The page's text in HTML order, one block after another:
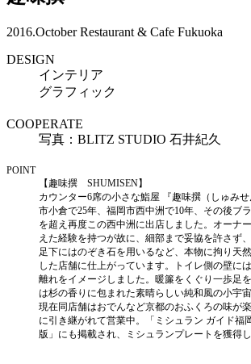
2016.October Restaurant & Cafe Fukuoka
DESIGN
インテリア
グラフィック
COOPERATE
写真：BLITZ STUDIO 石井紀久
POINT
【趣味撰 SHUMISEN】
カウンター6席の小さな鮨屋 『趣味撰（しゅみ
市小倉で25年、福岡市西中洲で10年、その後ブ
を超え再度この西中洲に出店しました。オーナ
えた経験を持つが故に、細部まで妥協を許さず
足下にはのぞき石を用いるなど、本物に拘り天
した店舗に仕上がっています。トイレ側の壁に
離れをイメージしました。暖簾をくぐり一歩足
は杉の香りに包まれた素晴らしい純和風の小宇宙
現在同店舗はおでんなど京都のおふくろの味が
に引き継がれて営業中。「ミシュラン ガイド福
版」にも掲載され、ミシュランプレートを獲得し